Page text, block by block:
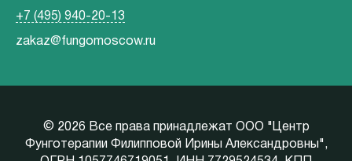
+7 (495) 940-20-13
zakaz@fungomoscow.ru
© 2026 Все права принадлежат ООО "Центр
Фунготерапии Филипповой Ирины Александровны",